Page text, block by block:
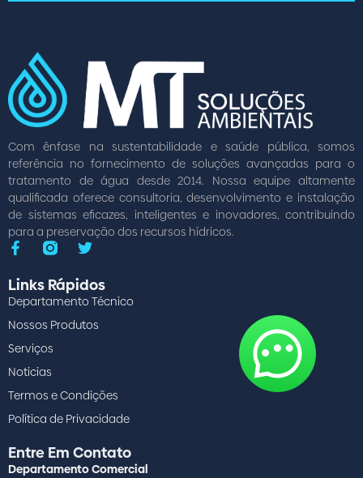
Com ênfase na sustentabilidade e saúde pública, somos
referência no fornecimento de soluções avançadas para o
tratamento de água desde 2014. Nossa equipe altamente
qualificada oferece consultoria, desenvolvimento e instalação
de sistemas eficazes, inteligentes e inovadores, contribuindo
para a preservação dos recursos hídricos.
Links Rápidos
Departamento Técnico
Nossos Produtos
Serviços
Noticias
Termos e Condições
Política de Privacidade
Entre Em Contato
Departamento Comercial